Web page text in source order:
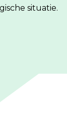
situatie.